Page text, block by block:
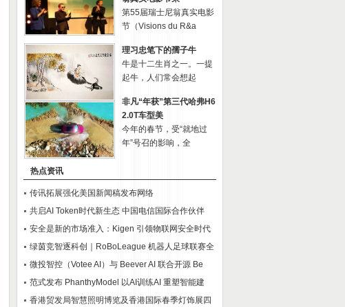
第55届瑞士尼翁真实电影
节（Visions du R&a
理习忠笔下的孺子牛
牛是十二生肖之一。一提
起牛，人们常会想起
非凡“年获”第三代哈弗H6
2.0T车型美
今年的春节，受“就地过
年”号召的影响，全
热点资讯
传讯拓展强化美国新闻稿发布网络
共启AI Token时代新生态 中国电信国际合作伙伴
安全是新的市场准入：Kigen 引领物联网安全时代
绿茵竞智逐科创｜RoBoLeague 机器人足球联赛全
微投智控（Votee AI）与 Beever AI 联合开源 Be
范式发布 PhanthyModel 以AI训练AI 重塑智能建
香港贸发局智慧照明博览及香港国际春季灯饰展四